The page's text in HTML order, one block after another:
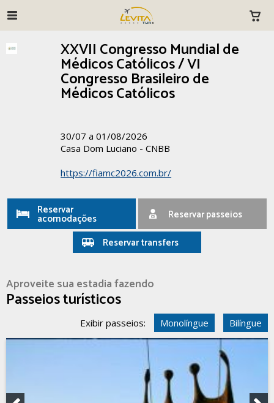
XXVII Congresso Mundial de
Médicos Católicos / VI
Congresso Brasileiro de
Médicos Católicos
30/07 a 01/08/2026
Casa Dom Luciano - CNBB
https://fiamc2026.com.br/
Reservar
acomodações
Reservar passeios
Reservar transfers
Aproveite sua estadia fazendo
Passeios turísticos
Exibir passeios: Monolíngue Bilíngue